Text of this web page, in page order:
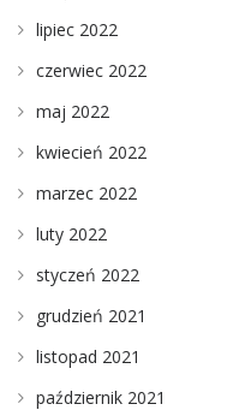
lipiec 2022
czerwiec 2022
maj 2022
kwiecień 2022
marzec 2022
luty 2022
styczeń 2022
grudzień 2021
listopad 2021
październik 2021